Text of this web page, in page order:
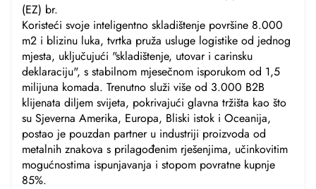
(EZ) br.
Koristeći svoje inteligentno skladištenje površine 8.000
m2 i blizinu luka, tvrtka pruža usluge logistike od jednog
mjesta, uključujući "skladištenje, utovar i carinsku
deklaraciju", s stabilnom mjesečnom isporukom od 1,5
milijuna komada. Trenutno služi više od 3.000 B2B
klijenata diljem svijeta, pokrivajući glavna tržišta kao što
su Sjeverna Amerika, Europa, Bliski istok i Oceanija,
postao je pouzdan partner u industriji proizvoda od
metalnih znakova s prilagođenim rješenjima, učinkovitim
mogućnostima ispunjavanja i stopom povratne kupnje
85%.